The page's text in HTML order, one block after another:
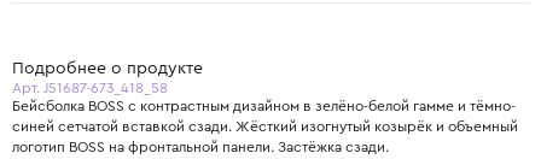
Подробнее о продукте
Арт. J51687-673_418_58
Бейсболка BOSS с контрастным дизайном в зелёно-белой гамме и тёмно-
синей сетчатой вставкой сзади. Жёсткий изогнутый козырёк и объемный
логотип BOSS на фронтальной панели. Застёжка сзади.